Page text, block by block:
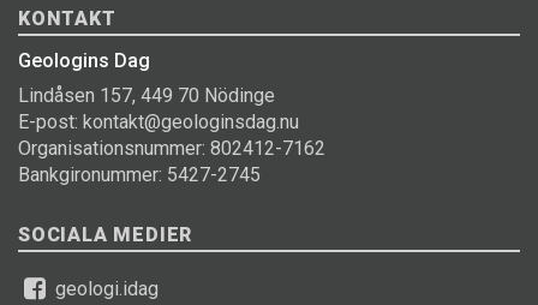
KONTAKT
Geologins Dag
Lindåsen 157, 449 70 Nödinge
E-post: kontakt@geologinsdag.nu
Organisationsnummer: 802412-7162
Bankgironummer: 5427-2745
SOCIALA MEDIER
geologi.idag